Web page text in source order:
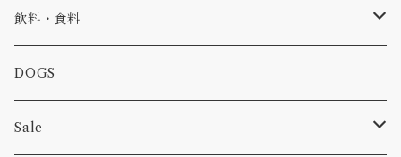
食品
バイク
カー
バッグ
小物
パンツ
ステッカー
ピン
飲料・食料
コーヒー
食べ物
DOGS
Sale